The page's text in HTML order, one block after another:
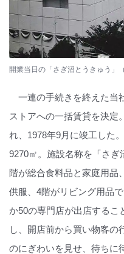
開業当日の「さぎ沼とうきゅう」
一連の手続きを終えた当
ストアへの一括賃貸を決定
れ、1978年9月に竣工した
9270㎡。施設名称を「さぎ
階が総合食料品と家庭用品
供服、4階がリビング用品
か50の専門店が出店するこ
し、開店前から買い物客の
のにぎわいを見せ、待ちに